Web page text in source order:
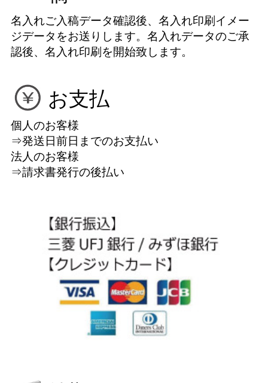
名入れご入稿データ確認後、名入れ印刷イメー
ジデータをお送りします。名入れデータのご承
認後、名入れ印刷を開始致します。
お支払
個人のお客様
⇒発送日前日までのお支払い
法人のお客様
⇒請求書発行の後払い